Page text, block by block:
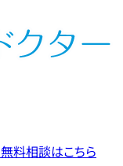
料相談はこちら